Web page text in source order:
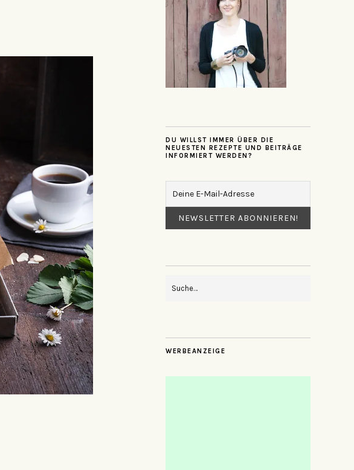
DU WILLST IMMER ÜBER DIE
NEUESTEN REZEPTE UND BEITRÄGE
INFORMIERT WERDEN?
WERBEANZEIGE